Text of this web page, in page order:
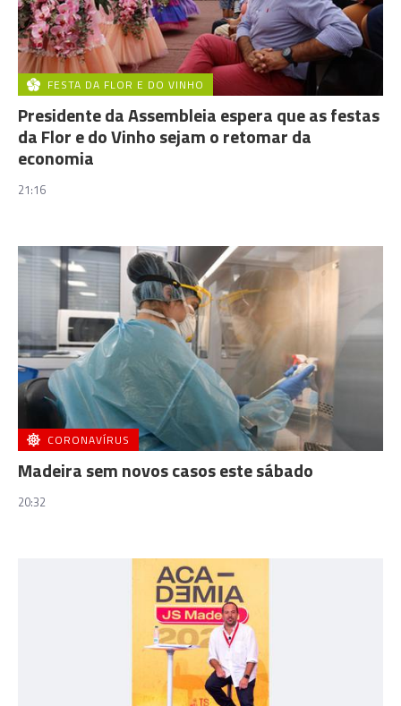
FESTA DA FLOR E DO VINHO
Presidente da Assembleia espera que as festas
da Flor e do Vinho sejam o retomar da
economia
21:16
CORONAVÍRUS
Madeira sem novos casos este sábado
20:32